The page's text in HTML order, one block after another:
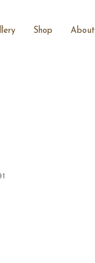
Shop About